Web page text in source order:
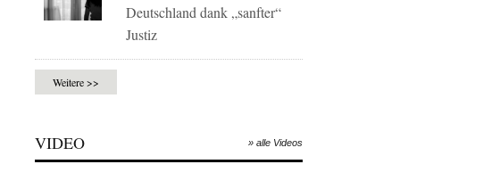
Deutschland dank „sanfter“
Justiz
Weitere >>
VIDEO » alle Videos